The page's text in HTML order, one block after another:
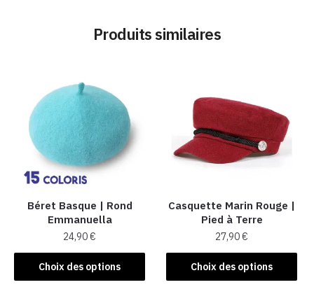
Produits similaires
Béret Basque | Rond
Emmanuella
24,90€
Choix des options
Ce
produit
Casquette Marin Rouge |
Pied à Terre
27,90€
Choix des options
Ce
produit